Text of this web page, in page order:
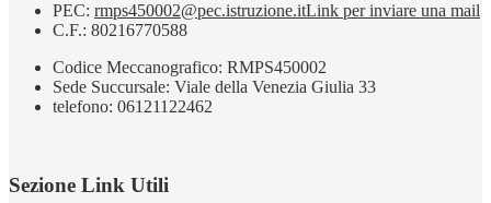
PEC: rmps450002@pec.istruzione.itLink per inviare una mail
C.F.: 80216770588
Codice Meccanografico: RMPS450002
Sede Succursale: Viale della Venezia Giulia 33
telefono: 06121122462
Sezione Link Utili